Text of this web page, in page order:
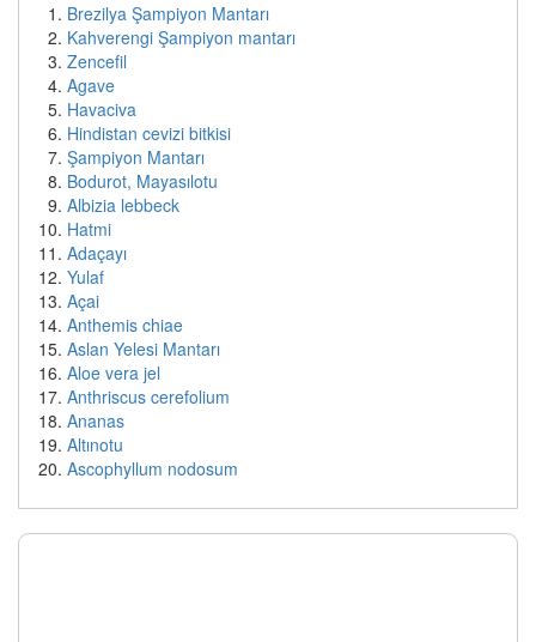
Brezilya Şampiyon Mantarı
Kahverengi Şampiyon mantarı
Zencefil
Agave
Havaciva
Hindistan cevizi bitkisi
Şampiyon Mantarı
Bodurot, Mayasılotu
Albizia lebbeck
Hatmi
Adaçayı
Yulaf
Açai
Anthemis chiae
Aslan Yelesi Mantarı
Aloe vera jel
Anthriscus cerefolium
Ananas
Altınotu
Ascophyllum nodosum